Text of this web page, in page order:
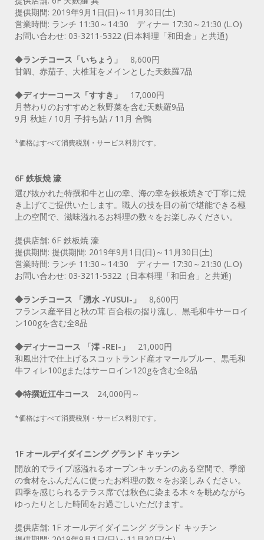
提供期間: 2019年9月1日(日)～11月30日(土)
営業時間: ランチ 11:30～14:30 ディナー 17:30～21:30 (L.O)
お問い合わせ: 03-3211-5322 (日本料理「和田倉」と共通)
◆ランチコース「いちょう」
8,600円
甘鯛、赤茄子、大椎茸をメインとした天麩羅7品
◆ディナーコース「すすき」
17,000円
月替わりのおすすめと秋野菜を含む天麩羅9品
9月 秋鮭 / 10月 子持ち鮎 / 11月 合鴨
*価格はすべて消費税別・サービス料別です。
6F 鉄板焼 濠
選び抜かれた特撰和牛と山の幸、海の幸を鉄板焼きで丁寧に焼
き上げてご提供いたします。職人の技を目の前で堪能できる極
上の空間で、滋味溢れるお料理の数々をお楽しみください。
提供店舗: 6F 鉄板焼 濠
提供期間: 提供期間: 2019年9月1日(日)～11月30日(土)
営業時間: ランチ 11:30～14:30 ディナー 17:30～21:30 (L.O)
お問い合わせ: 03-3211-5322（日本料理「和田倉」と共通)
◆ランチコース 「湧水 -YUSUI-」
8,600円
フランス産平目と秋の茸 百合根の摺り流し、黒毛和牛サーロイ
ン100gを含む全8品
◆ディナーコース 「澪 -REI-」
21,000円
和風出汁で仕上げるスコットランド産オマールブルー、黒毛和
牛フィレ100gまたはサーロイン120gを含む全8品
◆特撰近江牛コース 24,000円～
*価格はすべて消費税別・サービス料別です。
1F オールデイダイニング グランド キッチン
開放的でライブ感溢れるオープンキッチンのある空間で、季節
の食材をふんだんに使ったお料理の数々をお楽しみください。
四季を感じられるテラス席では秋色に染まる木々を眺めながら
ゆったりとした時間をお過ごしいただけます。
提供店舗: 1F オールデイダイニング グランド キッチン